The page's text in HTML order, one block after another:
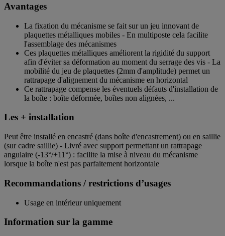
Avantages
La fixation du mécanisme se fait sur un jeu innovant de
plaquettes métalliques mobiles - En multiposte cela facilite
l'assemblage des mécanismes
Ces plaquettes métalliques améliorent la rigidité du support
afin d'éviter sa déformation au moment du serrage des vis - La
mobilité du jeu de plaquettes (2mm d'amplitude) permet un
rattrapage d'alignement du mécanisme en horizontal
Ce rattrapage compense les éventuels défauts d'installation de
la boîte : boîte déformée, boîtes non alignées, ...
Les + installation
Peut être installé en encastré (dans boîte d'encastrement) ou en saillie
(sur cadre saillie) - Livré avec support permettant un rattrapage
angulaire (-13°/+11°) : facilite la mise à niveau du mécanisme
lorsque la boîte n'est pas parfaitement horizontale
Recommandations / restrictions d’usages
Usage en intérieur uniquement
Information sur la gamme